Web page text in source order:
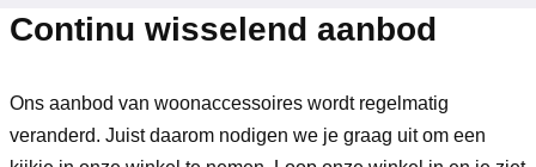
Continu wisselend aanbod
Ons aanbod van woonaccessoires wordt regelmatig
veranderd. Juist daarom nodigen we je graag uit om een